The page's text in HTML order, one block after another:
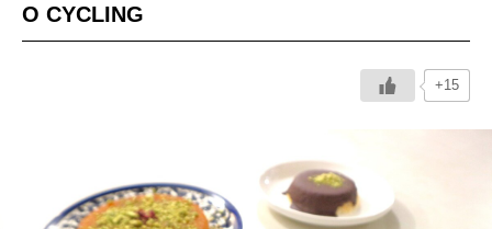
O CYCLING
+15